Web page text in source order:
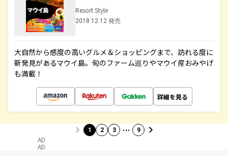
Resort Style
2018.12.12 発売
大自然から感度の高いグルメ＆ショッピングまで、訪れる度に
新発見があるマウイ島。旬のファーム巡りやマウイ産おみやげ
も満載！
詳細を見る
1 2 3 … 9
AD
AD